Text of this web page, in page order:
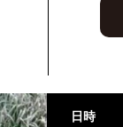
日時